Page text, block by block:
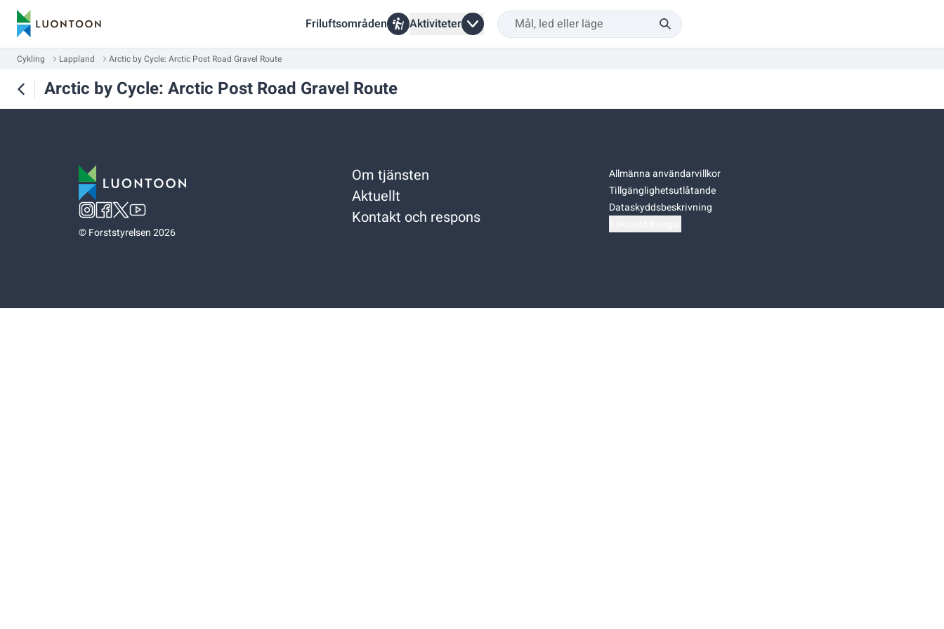
Friluftsområden Aktiviteter
Cykling Lappland Arctic by Cycle: Arctic Post Road Gravel Route
Arctic by Cycle: Arctic Post Road Gravel Route
©Forststyrelsen 2026
Om tjänsten
Aktuellt
Kontakt och respons
Allmänna användarvillkor
Tillgänglighetsutlåtande
Dataskyddsbeskrivning